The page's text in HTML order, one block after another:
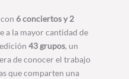
6 conciertos y 2
a la mayor cantidad de
43 grupos, un
de conocer el trabajo
que comparten una